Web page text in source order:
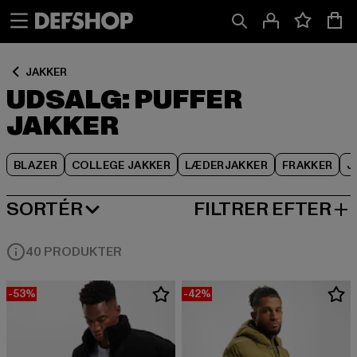
JAKKER
UDSALG: PUFFER
JAKKER
BLAZER COLLEGE JAKKER LÆDERJAKKER FRAKKER
SORTÉR
MEST POPULÆRE FILTRER EFTER
40 PRODUKTER
-53% -42%